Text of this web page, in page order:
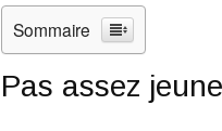
Sommaire
Pas assez